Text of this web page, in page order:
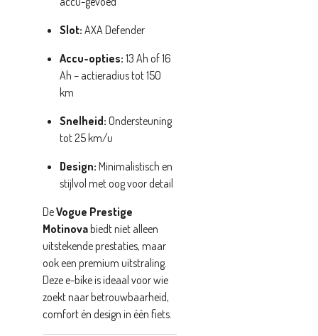
Slot: AXA Defender
Accu-opties: 13 Ah of 16
Ah – actieradius tot 150
km
Snelheid: Ondersteuning
tot 25 km/u
Design: Minimalistisch en
stijlvol met oog voor detail
DeVogue Prestige
Motinova biedt niet alleen
uitstekende prestaties, maar
ook een premium uitstraling.
Deze e-bike is ideaal voor wie
zoekt naar betrouwbaarheid,
comfort én design in één fiets.